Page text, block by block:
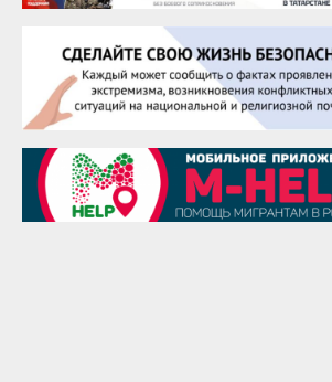
Евгений Ефимов
25 августа
Сэсэгма Бубеева
28 августа
Чингиз Мустафаев
29 августа
Надежда Рослова